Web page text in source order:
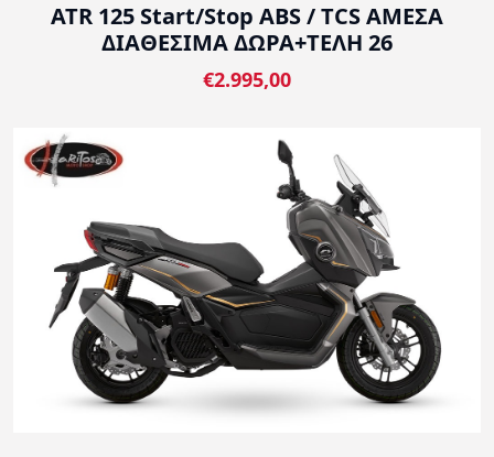
ATR 125 Start/Stop ABS / TCS ΑΜΕΣΑ
ΔΙΑΘΕΣΙΜΑ ΔΩΡΑ+ΤΕΛΗ 26
€2.995,00